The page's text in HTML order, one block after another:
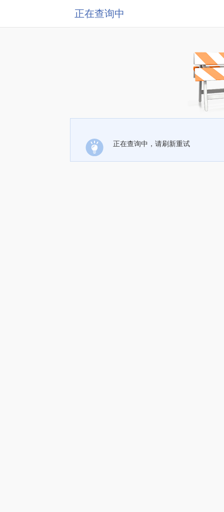
正在查询中
正在查询中，请刷新重试